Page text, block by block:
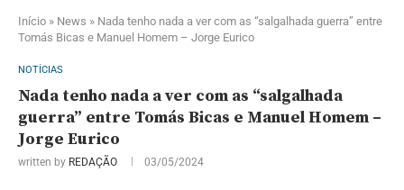
Início » News » Nada tenho nada a ver com as “salgalhada guerra” entre
Tomás Bicas e Manuel Homem – Jorge Eurico
NOTÍCIAS
Nada tenho nada a ver com as “salgalhada
guerra” entre Tomás Bicas e Manuel Homem –
Jorge Eurico
written by REDAÇÃO 03/05/2024